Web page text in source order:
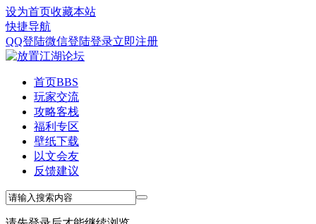
设为首页收藏本站
快捷导航
QQ登陆微信登陆登录立即注册
首页BBS
玩家交流
攻略客栈
福利专区
壁纸下载
以文会友
反馈建议